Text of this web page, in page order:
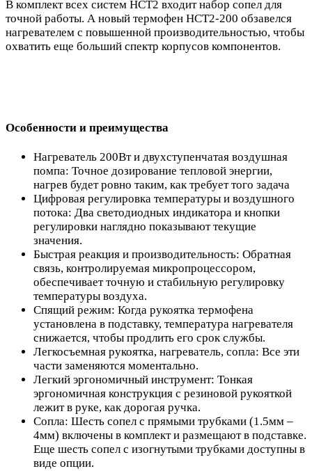
В комплект всех систем HCT2 входит набор сопел для
точной работы. А новый термофен HCT2-200 обзавелся
нагревателем с повышенной производительностью, чтобы
охватить еще больший спектр корпусов компонентов.
Особенности и преимущества
Нагреватель 200Вт и двухступенчатая воздушная
помпа: Точное дозирование тепловой энергии,
нагрев будет ровно таким, как требует того задача
Цифровая регулировка температуры и воздушного
потока: Два светодиодных индикатора и кнопки
регулировки наглядно показывают текущие
значения.
Быстрая реакция и производительность: Обратная
связь, контролируемая микропроцессором,
обеспечивает точную и стабильную регулировку
температуры воздуха.
Спящий режим: Когда рукоятка термофена
установлена в подставку, температура нагревателя
снижается, чтобы продлить его срок службы.
Легкосъемная рукоятка, нагреватель, сопла: Все эти
части заменяются моментально.
Легкий эргономичный инструмент: Тонкая
эргономичная конструкция с резиновой рукояткой
лежит в руке, как дорогая ручка.
Сопла: Шесть сопел с прямыми трубками (1.5мм –
4мм) включены в комплект и размещают в подставке.
Еще шесть сопел с изогнутыми трубками доступны в
виде опции.